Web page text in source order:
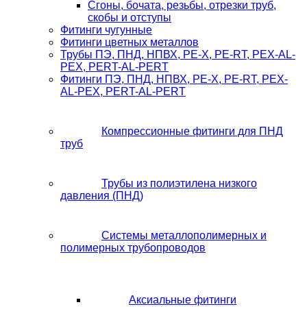
Сгоны, бочата, резьбы, отрезки труб,
скобы и отступы
Фитинги чугунные
Фитинги цветных металлов
Трубы ПЭ, ПНД, НПВХ, PE-X, PE-RT, PEX-AL-
PEX, PERT-AL-PERT
Фитинги ПЭ, ПНД, НПВХ, PE-X, PE-RT, PEX-
AL-PEX, PERT-AL-PERT
Компрессионные фитинги для ПНД
труб
Трубы из полиэтилена низкого
давления (ПНД)
Системы металлополимерных и
полимерных трубопроводов
Аксиальные фитинги